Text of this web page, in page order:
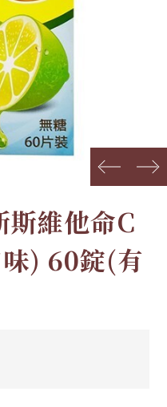
prev next
斯維他命C
) 60錠(有